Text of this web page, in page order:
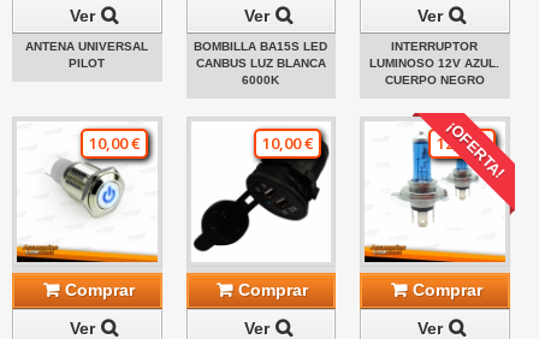
Ver
ANTENA UNIVERSAL
PILOT
Ver
BOMBILLA BA15S LED
CANBUS LUZ BLANCA
6000K
Ver
INTERRUPTOR
LUMINOSO 12V AZUL.
CUERPO NEGRO
10,00 €
Comprar
Ver
10,00 €
Comprar
Ver
¡OFERTA!
12,00 €
Comprar
Ver